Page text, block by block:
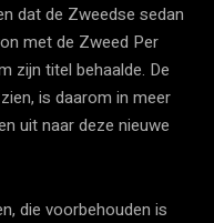
dat de Zweedse sedan
met de Zweed Per
zijn titel behaalde. De
is daarom in meer
uit naar deze nieuwe
die voorbehouden is